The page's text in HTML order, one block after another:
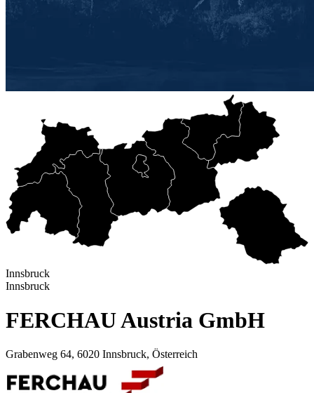
Innsbruck
Innsbruck
FERCHAU Austria GmbH
Grabenweg 64, 6020 Innsbruck, Österreich